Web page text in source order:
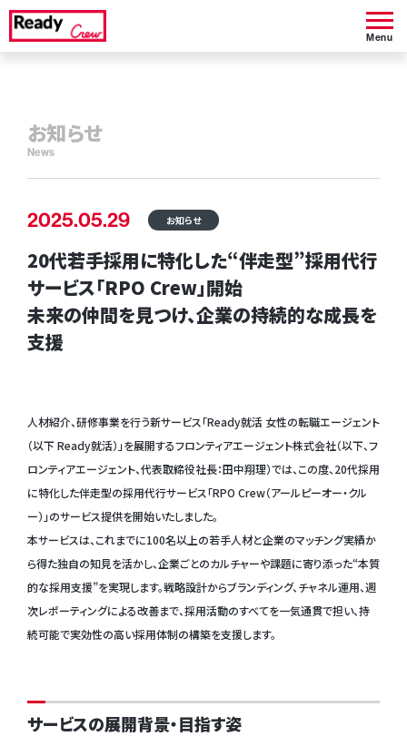
Menu
お知らせ
News
2025.05.29 お知らせ
20代若手採用に特化した“伴走型”採用代行
サービス「RPO Crew」開始
未来の仲間を見つけ、企業の持続的な成長を
支援
人材紹介、研修事業を行う新サービス「Ready就活 女性の転職エージェント
（以下 Ready就活）」を展開するフロンティアエージェント株式会社（以下、フ
ロンティアエージェント、代表取締役社長：田中翔理）では、この度、20代採用
に特化した伴走型の採用代行サービス「RPO Crew（アールピーオー・クル
ー）」のサービス提供を開始いたしました。
本サービスは、これまでに100名以上の若手人材と企業のマッチング実績か
ら得た独自の知見を活かし、企業ごとのカルチャーや課題に寄り添った“本質
的な採用支援”を実現します。戦略設計からブランディング、チャネル運用、週
次レポーティングによる改善まで、採用活動のすべてを一気通貫で担い、持
続可能で実効性の高い採用体制の構築を支援します。
サービスの展開背景・目指す姿